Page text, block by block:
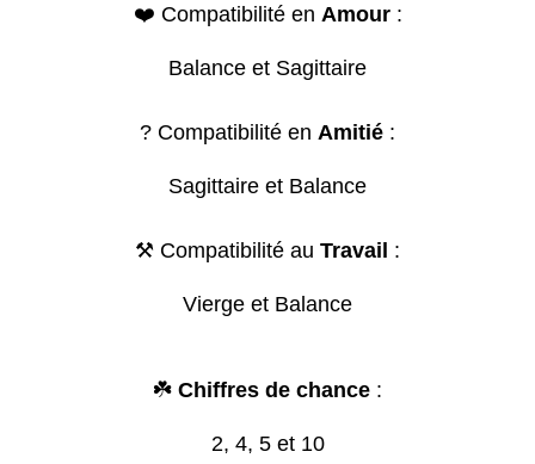
❤️ Compatibilité en Amour:
Balance et Sagittaire
? Compatibilité en Amitié :
Sagittaire et Balance
⚒️ Compatibilité au Travail :
Vierge et Balance
☘️ Chiffres de chance :
2, 4, 5 et 10